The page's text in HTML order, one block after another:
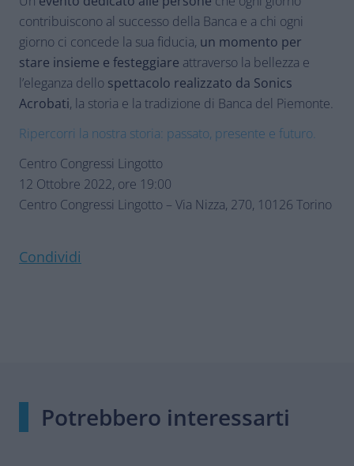
contribuiscono al successo della Banca e a chi ogni
giorno ci concede la sua fiducia, un momento per
stare insieme e festeggiare attraverso la bellezza e
l’eleganza dello spettacolo realizzato da Sonics
Acrobati, la storia e la tradizione di Banca del Piemonte.
Ripercorri la nostra storia: passato, presente e futuro.
Centro Congressi Lingotto
12 Ottobre 2022, ore 19:00
Centro Congressi Lingotto – Via Nizza, 270, 10126 Torino
Condividi
Potrebbero interessarti